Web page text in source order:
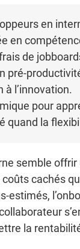
en
en
de
pré-
à l’innovation.
pour
quand la
semble
cachés
estimés,
la